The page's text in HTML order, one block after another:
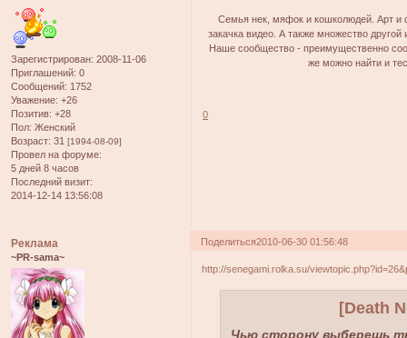
Зарегистрирован: 2008-11-06
Приглашений: 0
Сообщений: 1752
Уважение: +26
Позитив: +28
Пол: Женский
Возраст: 31 [1994-08-09]
Провел на форуме:
5 дней 8 часов
Последний визит:
2014-12-14 13:56:08
Семья нек, мяфок и кошколюдей. Арт и
закачка видео. А также множество
Наше сообщество - преимущественно
же можно найти и
0
Поделиться2010-06-30 01:56:48
Реклама
~PR-sama~
http://senegami.rolka.su/
[Death
Чью сторону выберешь